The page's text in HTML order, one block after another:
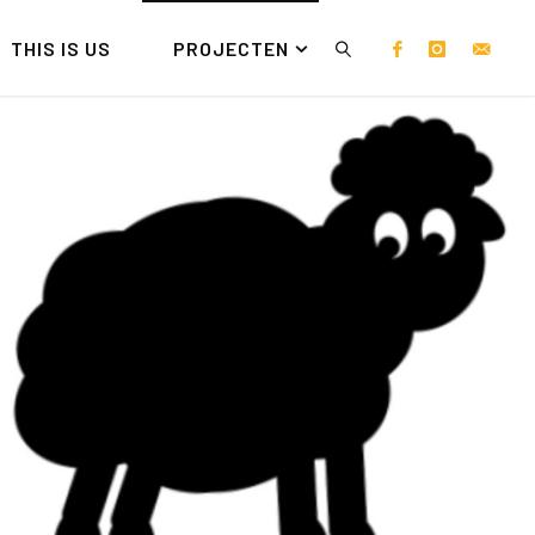
THIS IS US PROJECTEN
ZOEKEN